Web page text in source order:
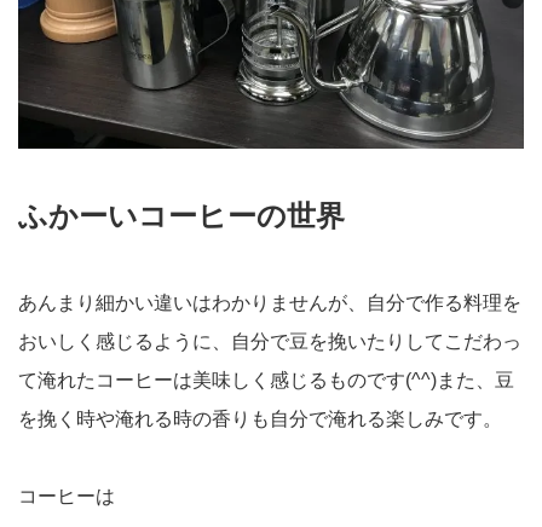
ふかーいコーヒーの世界
あんまり細かい違いはわかりませんが、自分で作る料理を
おいしく感じるように、自分で豆を挽いたりしてこだわっ
て淹れたコーヒーは美味しく感じるものです(^^)また、豆
を挽く時や淹れる時の香りも自分で淹れる楽しみです。
コーヒーは